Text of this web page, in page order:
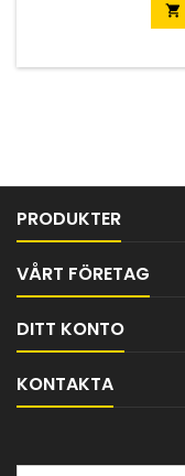

PRODUKTER
VÅRT FÖRETAG
DITT KONTO
KONTAKTA